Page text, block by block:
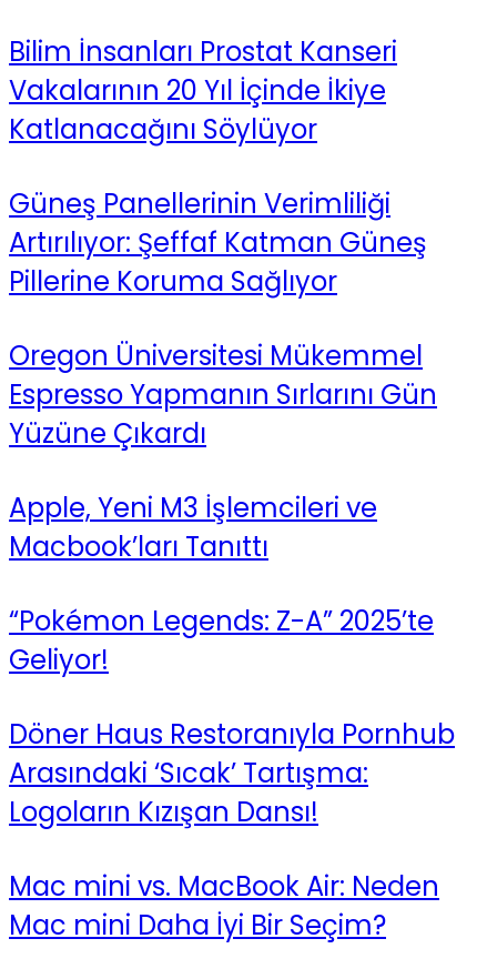
Bilim İnsanları Prostat Kanseri
Vakalarının 20 Yıl İçinde İkiye
Katlanacağını Söylüyor
Güneş Panellerinin Verimliliği
Artırılıyor: Şeffaf Katman Güneş
Pillerine Koruma Sağlıyor
Oregon Üniversitesi Mükemmel
Espresso Yapmanın Sırlarını Gün
Yüzüne Çıkardı
Apple, Yeni M3 İşlemcileri ve
Macbook’ları Tanıttı
“Pokémon Legends: Z-A” 2025’te
Geliyor!
Döner Haus Restoranıyla Pornhub
Arasındaki ‘Sıcak’ Tartışma:
Logoların Kızışan Dansı!
Mac mini vs. MacBook Air: Neden
Mac mini Daha İyi Bir Seçim?